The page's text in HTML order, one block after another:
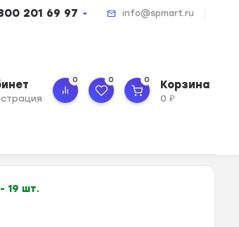
201 69 97 info@spmart.ru
0 0 0 Корзина
0₽
19 шт.